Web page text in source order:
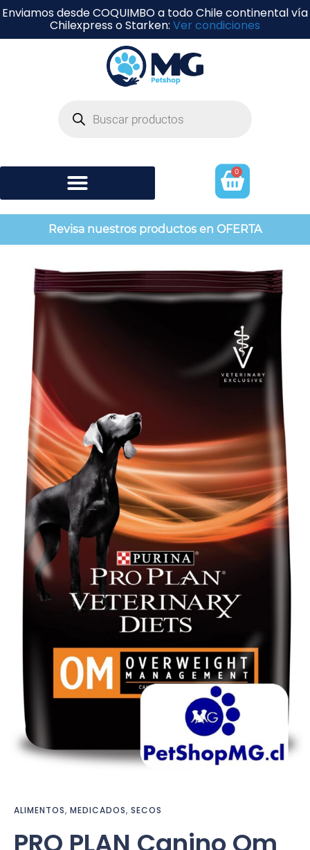
Enviamos desde COQUIMBO a todo Chile continental vía
Chilexpress o Starken: Ver condiciones
0
Revisa nuestros productos en OFERTA
ALIMENTOS, MEDICADOS, SECOS